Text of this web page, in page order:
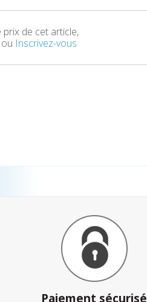
de cet article,
ou Inscrivez-vous
Paiement sécurisé